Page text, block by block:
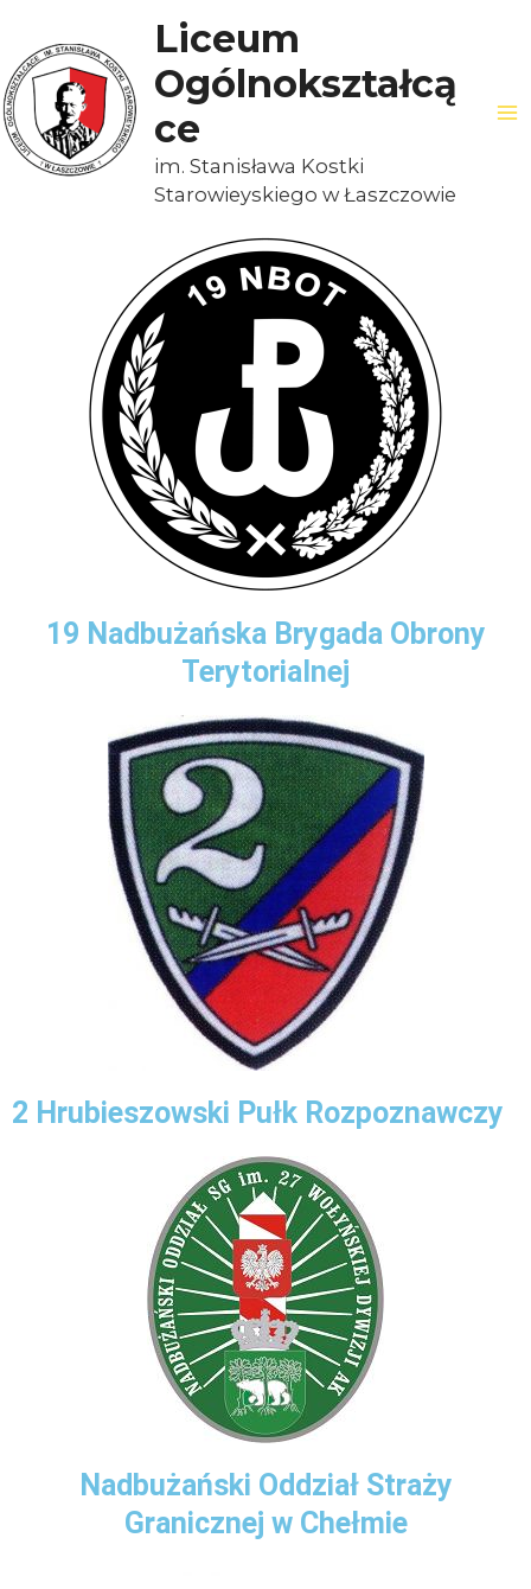
Liceum
Ogólnokształcą
ce
im. Stanisława Kostki
Starowieyskiego w Łaszczowie
19 Nadbużańska Brygada Obrony
Terytorialnej
2 Hrubieszowski Pułk Rozpoznawczy
Nadbużański Oddział Straży
Granicznej w Chełmie